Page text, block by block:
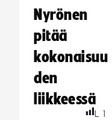
Nyrönen
pitää
kokonaisuu
den
liikkeessä
L 1